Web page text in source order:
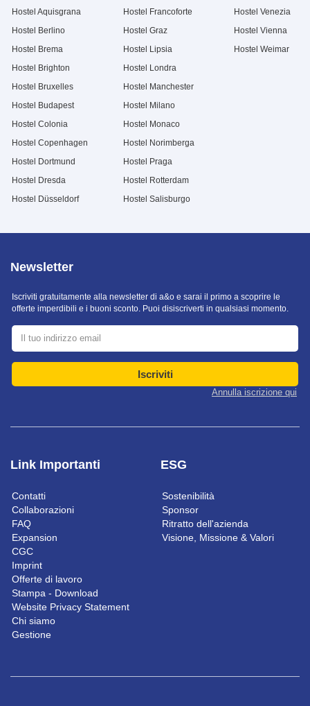
Hostel Aquisgrana
Hostel Berlino
Hostel Brema
Hostel Brighton
Hostel Bruxelles
Hostel Budapest
Hostel Colonia
Hostel Copenhagen
Hostel Dortmund
Hostel Dresda
Hostel Düsseldorf
Hostel Francoforte
Hostel Graz
Hostel Lipsia
Hostel Londra
Hostel Manchester
Hostel Milano
Hostel Monaco
Hostel Norimberga
Hostel Praga
Hostel Rotterdam
Hostel Salisburgo
Hostel Venezia
Hostel Vienna
Hostel Weimar
Link Importanti
Contatti
Collaborazioni
FAQ
Expansion
CGC
Imprint
Offerte di lavoro
Stampa - Download
Website Privacy Statement
Chi siamo
Gestione
ESG
Sostenibilità
Sponsor
Ritratto dell'azienda
Visione, Missione & Valori
Newsletter
Iscriviti gratuitamente alla newsletter di a&o e sarai il primo a scoprire le
offerte imperdibili e i buoni sconto. Puoi disiscriverti in qualsiasi momento.
Iscriviti
Annulla iscrizione qui